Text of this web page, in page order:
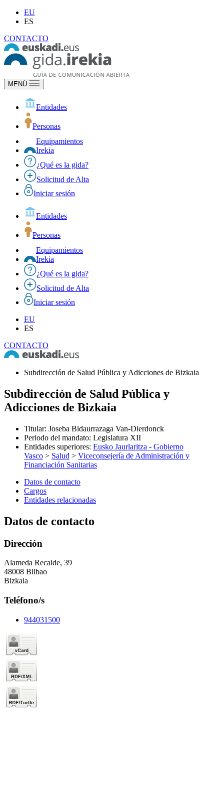
EU
ES
CONTACTO
MENÚ
Entidades
Personas
Equipamientos
Irekia
¿Qué es la gida?
Solicitud de Alta
Iniciar sesión
Entidades
Personas
Equipamientos
Irekia
¿Qué es la gida?
Solicitud de Alta
Iniciar sesión
EU
ES
CONTACTO
Subdirección de Salud Pública y Adicciones de Bizkaia
Subdirección de Salud Pública y
Adicciones de Bizkaia
Titular: Joseba Bidaurrazaga Van-Dierdonck
Periodo del mandato: Legislatura XII
Entidades superiores: Eusko Jaurlaritza - Gobierno
Vasco > Salud > Viceconsejería de Administración y
Financiación Sanitarias
Datos de contacto
Cargos
Entidades relacionadas
Datos de contacto
Dirección
Alameda Recalde, 39
48008 Bilbao
Bizkaia
Teléfono/s
944031500